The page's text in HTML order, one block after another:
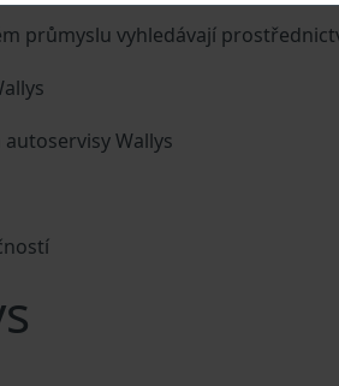
průmyslu vyhledávají
Wallys